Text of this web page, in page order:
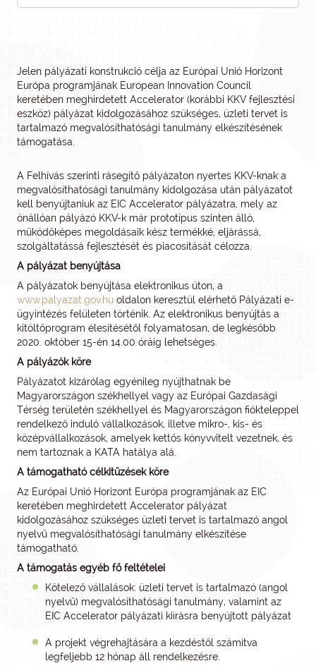
Jelen pályázati konstrukció célja az Európai Unió Horizont
Európa programjának European Innovation Council
keretében meghirdetett Accelerator (korábbi KKV fejlesztési
eszköz) pályázat kidolgozásához szükséges, üzleti tervet is
tartalmazó megvalósíthatósági tanulmány elkészítésének
támogatása.
A Felhívás szerinti rásegítő pályázaton nyertes KKV-knak a
megvalósíthatósági tanulmány kidolgozása után pályázatot
kell benyújtaniuk az EIC Accelerator pályázatra, mely az
önállóan pályázó KKV-k már prototípus szinten álló,
működőképes megoldásaik kész termékké, eljárássá,
szolgáltatássá fejlesztését és piacosítását célozza.
A pályázat benyújtása
A pályázatok benyújtása elektronikus úton, a
www.palyazat.gov.hu oldalon keresztül elérhető Pályázati e-
ügyintézés felületen történik. Az elektronikus benyújtás a
kitöltőprogram élesítésétől folyamatosan, de legkésőbb
2020. október 15-én 14.00 óráig lehetséges.
A pályázók köre
Pályázatot kizárólag egyénileg nyújthatnak be
Magyarországon székhellyel vagy az Európai Gazdasági
Térség területén székhellyel és Magyarországon fiókteleppel
rendelkező induló vállalkozások, illetve mikro-, kis- és
középvállalkozások, amelyek kettős könyvvitelt vezetnek, és
nem tartoznak a KATA hatálya alá.
A támogatható célkitűzések köre
Az Európai Unió Horizont Európa programjának az EIC
keretében meghirdetett Accelerator pályázat
kidolgozásához szükséges üzleti tervet is tartalmazó angol
nyelvű megvalósíthatósági tanulmány elkészítése
támogatható.
A támogatás egyéb fő feltételei
Kötelező vállalások: üzleti tervet is tartalmazó (angol
nyelvű) megvalósíthatósági tanulmány, valamint az
EIC Accelerator pályázati kiírásra benyújtott pályázat
A projekt végrehajtására a kezdéstől számítva
legfeljebb 12 hónap áll rendelkezésre.